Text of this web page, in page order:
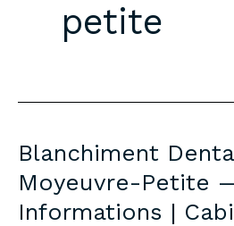
petite
Blanchiment
Moyeuvre-Petite
Informations |